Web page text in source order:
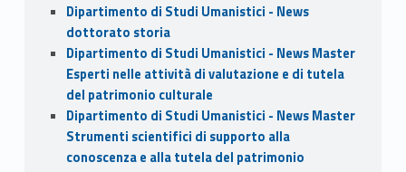
Dipartimento di Studi Umanistici - News
dottorato storia
Dipartimento di Studi Umanistici - News Master
Esperti nelle attività di valutazione e di tutela
del patrimonio culturale
Dipartimento di Studi Umanistici - News Master
Strumenti scientifici di supporto alla
conoscenza e alla tutela del patrimonio